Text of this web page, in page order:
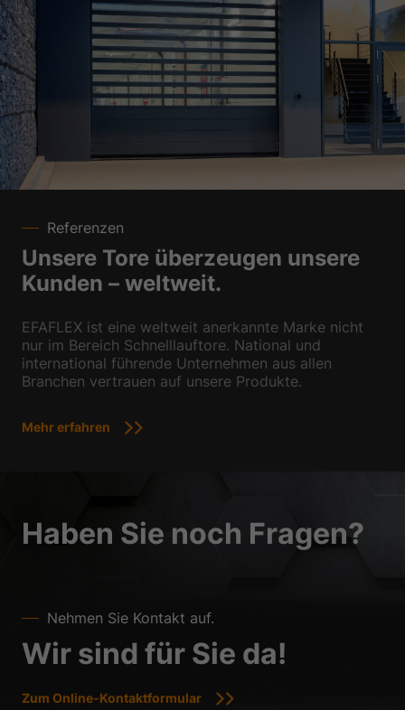
Referenzen
Unsere Tore überzeugen unsere
Kunden – weltweit.
EFAFLEX ist eine weltweit anerkannte Marke nicht
nur im Bereich Schnelllauftore. National und
international führende Unternehmen aus allen
Branchen vertrauen auf unsere Produkte.
Mehr erfahren
Haben Sie noch Fragen?
Nehmen Sie Kontakt auf.
Wir sind für Sie da!
Zum Online-Kontaktformular